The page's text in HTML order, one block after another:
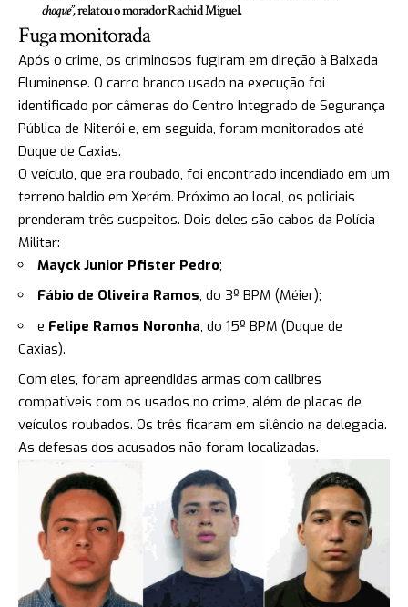
choque”,relatou o morador Rachid Miguel.
Fuga monitorada
Após o crime, os criminosos fugiram em direção à Baixada
Fluminense. O carro branco usado na execução foi
identificado por câmeras do Centro Integrado de Segurança
Pública de Niterói e, em seguida, foram monitorados até
Duque de Caxias.
O veículo, que era roubado, foi encontrado incendiado em um
terreno baldio em Xerém. Próximo ao local, os policiais
prenderam três suspeitos. Dois deles são cabos da Polícia
Militar:
Mayck Junior Pfister Pedro;
Fábio de Oliveira Ramos, do 3º BPM (Méier);
e Felipe Ramos Noronha, do 15º BPM (Duque de
Caxias).
Com eles, foram apreendidas armas com calibres
compatíveis com os usados no crime, além de placas de
veículos roubados. Os três ficaram em silêncio na delegacia.
As defesas dos acusados não foram localizadas.